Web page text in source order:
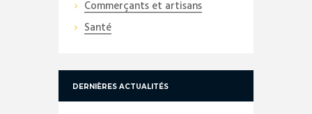
Commerçants et artisans
Santé
DERNIÈRES ACTUALITÉS